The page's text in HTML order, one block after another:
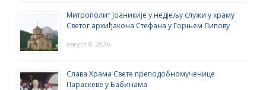
Митрополит Јоаникије у недјељу служи у храму
Светог архиђакона Стефана у Горњем Липову
август 8, 2026
Слава Храма Свете преподобномученице
Параскеве у Бабинама